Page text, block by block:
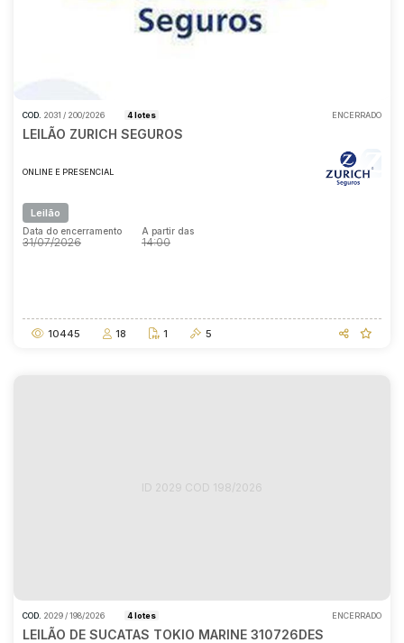
COD. 2031 / 200/2026 4 lotes ENCERRADO
LEILÃO ZURICH SEGUROS
ONLINE E PRESENCIAL
Leilão
Data do encerramento
31/07/2026
A partir das
14:00
10445 18 1 5
ID 2029 COD 198/2026
COD. 2029 / 198/2026 4 lotes ENCERRADO
LEILÃO DE SUCATAS TOKIO MARINE 310726DES